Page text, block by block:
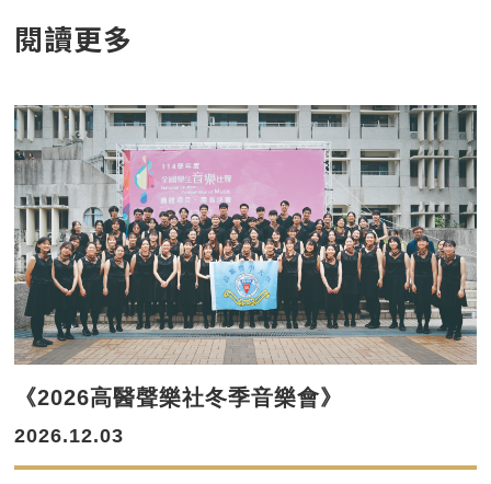
閱讀更多
《2026高醫聲樂社冬季音樂會》
2026.12.03